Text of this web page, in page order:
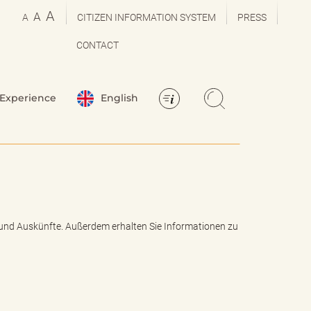
A A A CITIZEN INFORMATION SYSTEM PRESS
CONTACT
English
Auskünfte. Außerdem erhalten Sie Informationen zu